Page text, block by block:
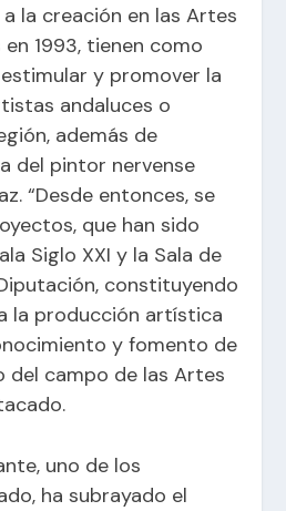
la creación en las Artes
1993, tienen como
y promover la
andaluces o
además de
del pintor nervense
“Desde entonces, se
que han sido
Siglo XXI y la Sala de
constituyendo
la producción artística
y fomento de
del campo de las Artes
uno de los
ha subrayado el